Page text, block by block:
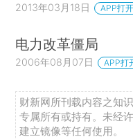
2013年03月18日 APP打开
电力改革僵局
2006年08月07日 APP打
财新网所刊载内容之知
专属所有或持有。未经
建立镜像等任何使用。